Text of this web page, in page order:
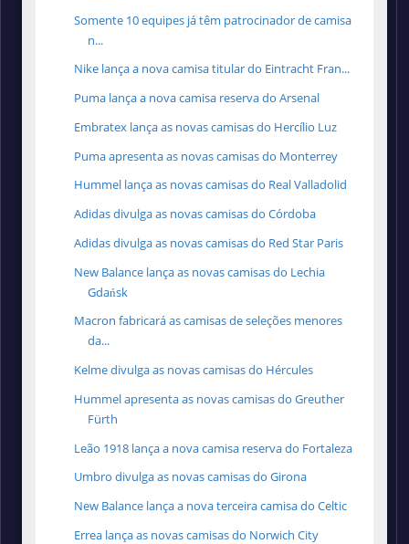
Somente 10 equipes já têm patrocinador de camisa
n...
Nike lança a nova camisa titular do Eintracht Fran...
Puma lança a nova camisa reserva do Arsenal
Embratex lança as novas camisas do Hercílio Luz
Puma apresenta as novas camisas do Monterrey
Hummel lança as novas camisas do Real Valladolid
Adidas divulga as novas camisas do Córdoba
Adidas divulga as novas camisas do Red Star Paris
New Balance lança as novas camisas do Lechia
Gdańsk
Macron fabricará as camisas de seleções menores
da...
Kelme divulga as novas camisas do Hércules
Hummel apresenta as novas camisas do Greuther
Fürth
Leão 1918 lança a nova camisa reserva do Fortaleza
Umbro divulga as novas camisas do Girona
New Balance lança a nova terceira camisa do Celtic
Errea lança as novas camisas do Norwich City